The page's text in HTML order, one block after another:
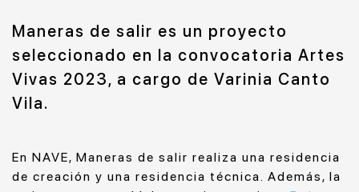
Maneras de salir es un proyecto
seleccionado en la convocatoria Artes
Vivas 2023, a cargo de Varinia Canto
Vila.
En NAVE, Maneras de salir realiza una residencia
de creación y una residencia técnica. Además, la